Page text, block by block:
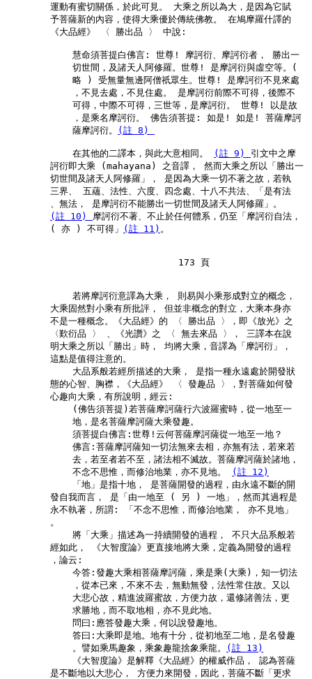
        運動有蜜切關係，於此可見。 大乘之所以為大，是因為它賦
        予菩薩新的內容，使得大乘優於傳統佛教。 在鳩摩羅什譯的
        《大品經》 〈 勝出品 〉 中說:
            慧命須菩提白佛言: 世尊! 摩訶衍、摩訶衍者， 勝出一
            切世間，及諸天人阿修羅。世尊! 是摩訶衍與虛空等。(
            略 ) 受無量無邊阿僧祇眾生。世尊! 是摩訶衍不見來處
            ，不見去處，不見住處。 是摩訶衍前際不可得，後際不
            可得，中際不可得，三世等，是摩訶衍。 世尊! 以是故
            ，是乘名摩訶衍。 佛告須菩提: 如是! 如是! 菩薩摩訶
            薩摩訶衍。
(註 8)
            在其他的二譯本，與此大意相同。
(註 9) 引文中之摩
        訶衍即大乘 (mahayana) 之音譯， 然而大乘之所以「勝出一
        切世間及諸天人阿修羅」， 是因為大乘一切不著之故，若執
        三界、 五蘊、法性、六度、四念處、十八不共法、「是有法
        、無法， 是摩訶衍不能勝出一切世間及諸天人阿修羅」。
(註 10) 摩訶衍不著、不止於任何體系，仍至「摩訶衍自法，
        ( 亦 ) 不可得」
(註 11) 。
                               173 頁
            若將摩訶衍意譯為大乘， 則易與小乘形成對立的概念，
        大乘固然對小乘有所批評， 但並非概念的對立，大乘本身亦
        不是一種概念。《大品經》的 〈 勝出品 〉，即《放光》之
        〈歎衍品 〉 、《光讚》之 〈 無去來品 〉， 三譯本在說
        明大乘之所以「勝出」時， 均將大乘，音譯為「摩訶衍」，
        這點是值得注意的。
            大品系般若經所描述的大乘， 是指一種永遠處於開發狀
        態的心智、胸襟，《大品經》 〈 發趣品 〉，對菩薩如何發
        心趣向大乘，有所說明，經云:
            (佛告須菩提)若菩薩摩訶薩行六波羅蜜時，從一地至一
            地，是名菩薩摩訶薩大乘發趣。
            須菩提白佛言:世尊!云何菩薩摩訶薩從一地至一地？
            佛言:菩薩摩訶薩知一切法無來去相，亦無有法，若來若
            去，若至者若不至，諸法相不滅故。菩薩摩訶薩於諸地，
            不念不思惟，而修治地業，亦不見地。
(註 12)
            「地」是指十地， 是菩薩開發的過程，由永遠不斷的開
        發自我而言， 是「由一地至 ( 另 ) 一地」，然而其過程是
        永不執著，所謂: 「不念不思惟，而修治地業， 亦不見地」
        。
            將「大乘」描述為一持續開發的過程， 不只大品系般若
        經如此， 《大智度論》更直接地將大乘，定義為開發的過程
        ，論云:
            今答:發趣大乘相菩薩摩訶薩，乘是乘(大乘)，知一切法
            ，從本已來，不來不去，無動無發，法性常住故。又以
            大悲心故，精進波羅蜜故，方便力故，還修諸善法，更
            求勝地，而不取地相，亦不見此地。
            問曰:應答發趣大乘，何以說發趣地。
            答曰:大乘即是地。地有十分，從初地至二地，是名發趣
            。譬如乘馬趣象，乘象趣龍捨象乘龍。
(註 13)
            《大智度論》是解釋《大品經》的權威作品， 認為菩薩
        是不斷地以大悲心， 方便力來開發，因此，菩薩不斷「更求